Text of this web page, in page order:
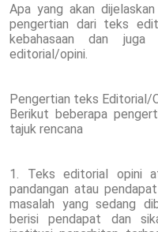
Apa yang akan
pengertian dari teks
kebahasaan dan
editorial/opini.
Pengertian teks Editorial/
Berikut beberapa
tajuk rencana
1. Teks editorial opini
pandangan atau
masalah yang sedang
berisi pendapat dan